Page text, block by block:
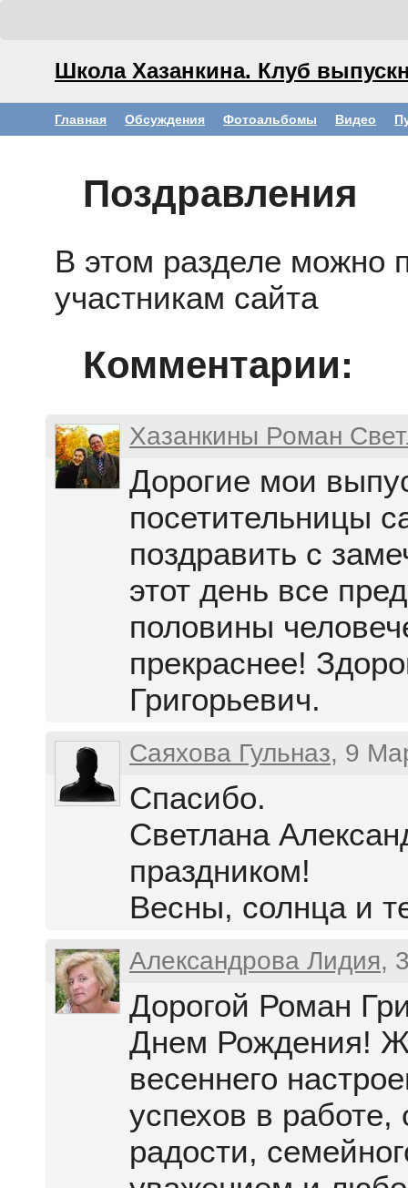
Школа Хазанкина. Клуб
Главная Обсуждения Фотоальбомы Видео
Поздравления
В этом разделе можно
участникам сайта
Комментарии:
Хазанкины Роман
Дорогие мои
посетительницы
поздравить с
этот день все
половины
прекраснее!
Григорьевич.
Саяхова Гульназ, 9
Спасибо.
Светлана
праздником!
Весны, солнца и
Александрова Лидия,
Дорогой Роман
Днем Рождения!
весеннего
успехов в
радости,